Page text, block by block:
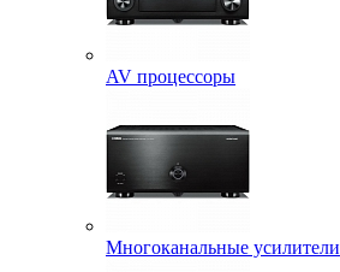
AV процессоры
Многоканальные усилители